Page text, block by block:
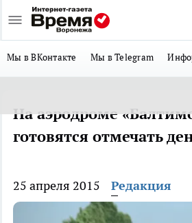
Мы в ВКонтакте Мы в Telegram
На аэродроме
готовятся отмечать
25 апреля 2015 Редакция